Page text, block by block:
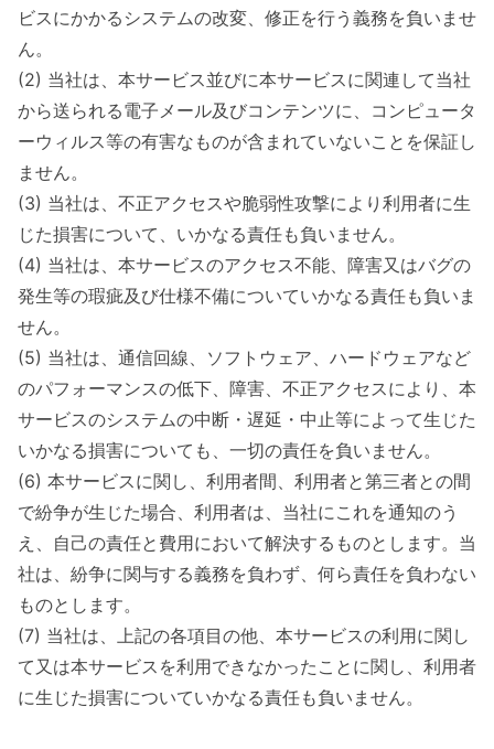
ビスにかかるシステムの改変、修正を行う義務を負いませ
ん。
(2) 当社は、本サービス並びに本サービスに関連して当社
から送られる電子メール及びコンテンツに、コンピュータ
ーウィルス等の有害なものが含まれていないことを保証し
ません。
(3) 当社は、不正アクセスや脆弱性攻撃により利用者に生
じた損害について、いかなる責任も負いません。
(4) 当社は、本サービスのアクセス不能、障害又はバグの
発生等の瑕疵及び仕様不備についていかなる責任も負いま
せん。
(5) 当社は、通信回線、ソフトウェア、ハードウェアなど
のパフォーマンスの低下、障害、不正アクセスにより、本
サービスのシステムの中断・遅延・中止等によって生じた
いかなる損害についても、一切の責任を負いません。
(6) 本サービスに関し、利用者間、利用者と第三者との間
で紛争が生じた場合、利用者は、当社にこれを通知のう
え、自己の責任と費用において解決するものとします。当
社は、紛争に関与する義務を負わず、何ら責任を負わない
ものとします。
(7) 当社は、上記の各項目の他、本サービスの利用に関し
て又は本サービスを利用できなかったことに関し、利用者
に生じた損害についていかなる責任も負いません。